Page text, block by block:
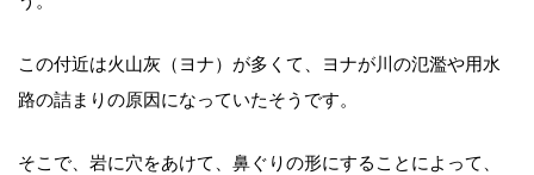
この付近は火山灰（ヨナ）が多くて、ヨナが川の氾濫や用水
路の詰まりの原因になっていたそうです。
そこで、岩に穴をあけて、鼻ぐりの形にすることによって、